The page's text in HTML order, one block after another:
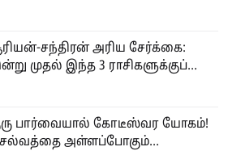
சந்திரன் அரிய சேர்க்கை:
முதல் இந்த 3 ராசிகளுக்குப்...
பார்வையால் கோடீஸ்வர யோகம்!
அள்ளப்போகும்...